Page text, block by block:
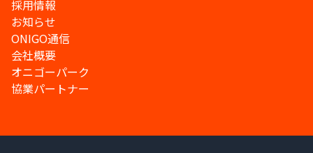
採用情報
お知らせ
ONIGO通信
会社概要
オニゴーパーク
協業パートナー